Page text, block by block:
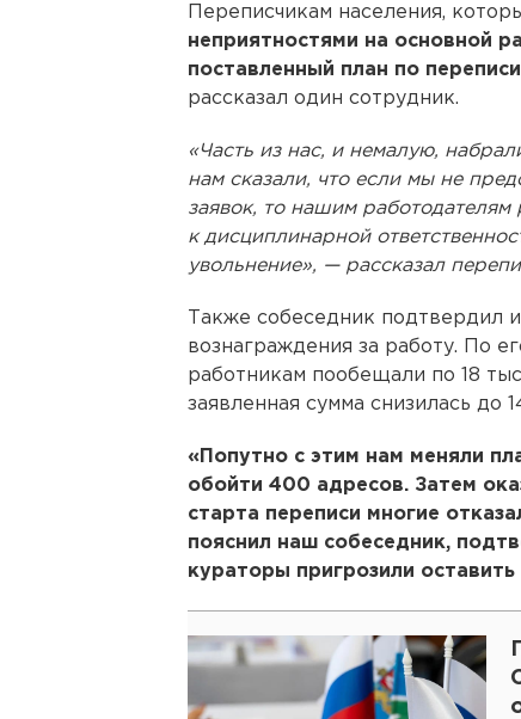
Переписчикам населения,
неприятностями на основной
поставленный план по переписи
рассказал один сотрудник.
«Часть из нас, и немалую,
нам сказали, что если мы не
заявок, то нашим
к дисциплинарной
увольнение», — рассказал
Также собеседник подтвердил
вознаграждения за работу. По
работникам пообещали по 18
заявленная сумма снизилась до
«Попутно с этим нам меняли
обойти 400 адресов. Затем
старта переписи многие
пояснил наш собеседник,
кураторы пригрозили